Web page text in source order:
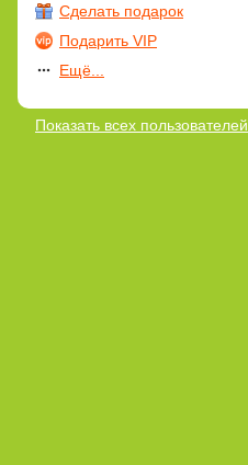
Сделать подарок
Подарить VIP
Ещё...
Показать всех пользователей